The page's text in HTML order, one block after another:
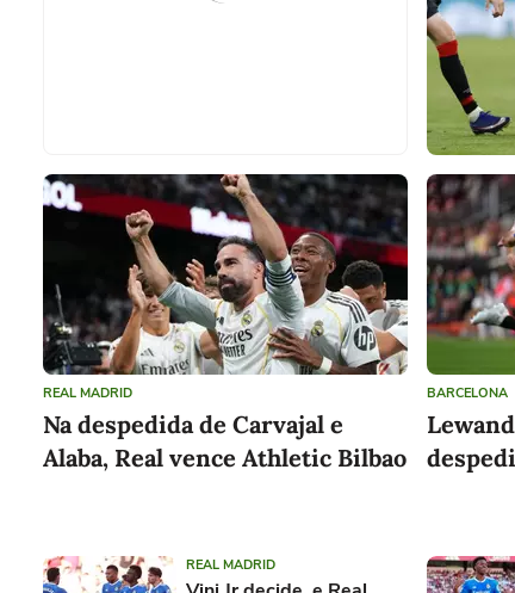
REAL MADRID
Na despedida de Carvajal e
Alaba, Real vence Athletic Bilbao
BARCELONA
REAL MADRID